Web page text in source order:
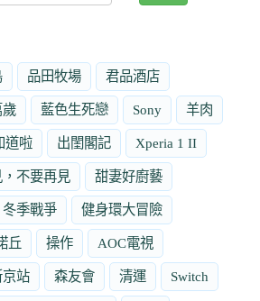
品田牧場 君品酒店
歲 藍色生死戀 Sony 羊肉
道啦 出閨閣記 Xperia 1 II
不要再見 甜妻好廚藝
冬季戰爭 健身環大冒險
丘 操作 AOC電視
京站 森友會 清運 Switch